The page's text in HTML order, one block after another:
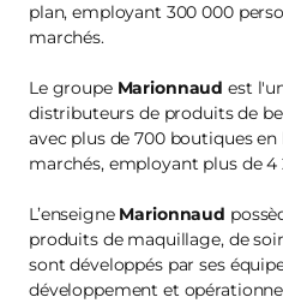
plan, employant 300 000
marchés.
Le groupe Marionnaud est
distributeurs de produits de
avec plus de 700 boutiques
marchés, employant plus de 4
L’enseigne Marionnaud
produits de maquillage, de
sont développés par ses
développement et